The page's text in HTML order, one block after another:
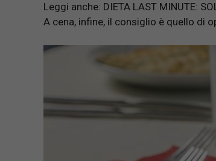
Leggi anche: DIETA LAST MINUTE:
A cena, infine, il consiglio è quello di